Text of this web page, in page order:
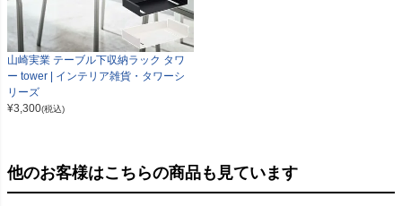
山崎実業 テーブル下収納ラック タワ
ー tower | インテリア雑貨・タワーシ
リーズ
¥3,300(税込)
他のお客様はこちらの商品も見ています